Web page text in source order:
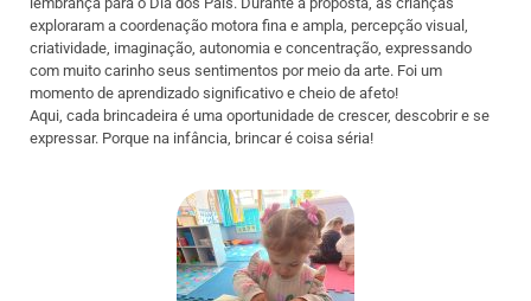
exploraram a coordenação motora fina e ampla, percepção visual,
criatividade, imaginação, autonomia e concentração, expressando
com muito carinho seus sentimentos por meio da arte. Foi um
momento de aprendizado significativo e cheio de afeto!
Aqui, cada brincadeira é uma oportunidade de crescer, descobrir e se
expressar. Porque na infância, brincar é coisa séria!